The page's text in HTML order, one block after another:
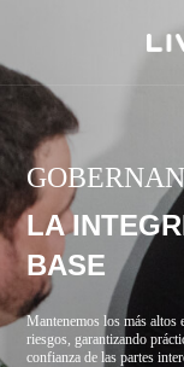
LA
BASE
Mantenemos los más altos
riesgos, garantizando
confianza de las partes